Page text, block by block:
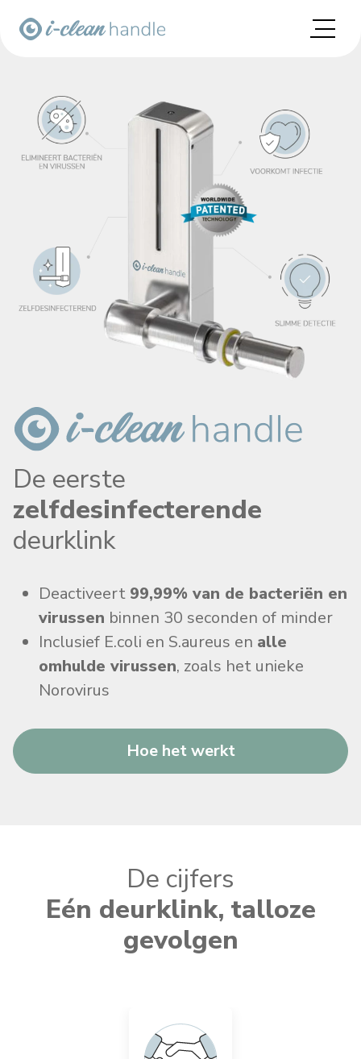
De eerste
zelfdesinfecterende
deurklink
Deactiveert 99,99% van de bacteriën en
virussen binnen 30 seconden of minder
Inclusief E.coli en S.aureus en alle
omhulde virussen, zoals het unieke
Norovirus
Hoe het werkt
De cijfers
Eén deurklink, talloze
gevolgen